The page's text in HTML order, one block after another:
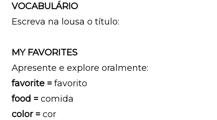
VOCABULÁRIO
Escreva na lousa o título:
MY FAVORITES
Apresente e explore oralmente:
favorite = favorito
food = comida
color = cor